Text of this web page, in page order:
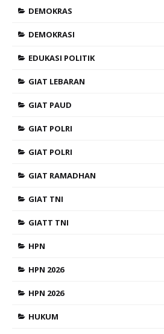
DEMOKRAS
DEMOKRASI
EDUKASI POLITIK
GIAT LEBARAN
GIAT PAUD
GIAT POLRI
GIAT POLRI
GIAT RAMADHAN
GIAT TNI
GIATT TNI
HPN
HPN 2026
HPN 2026
HUKUM